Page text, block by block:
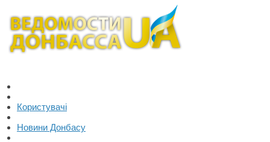
Користувачі
Новини Донбасу